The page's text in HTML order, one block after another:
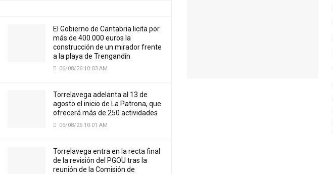
El Gobierno de Cantabria licita por
más de 400.000 euros la
construcción de un mirador frente
a la playa de Trengandín
06/08/26 10:03 AM
Torrelavega adelanta al 13 de
agosto el inicio de La Patrona, que
ofrecerá más de 250 actividades
06/08/26 10:01 AM
Torrelavega entra en la recta final
de la revisión del PGOU tras la
reunión de la Comisión de